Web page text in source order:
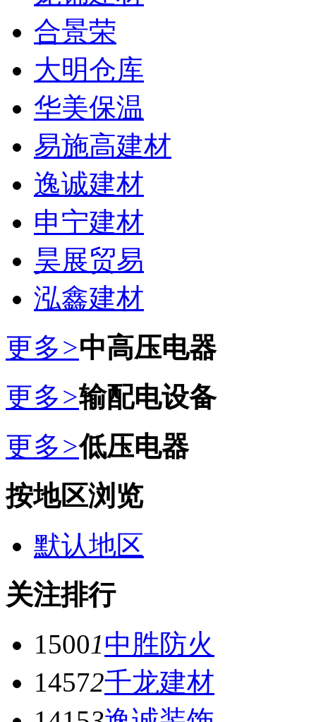
合景荣
大明仓库
华美保温
易施高建材
逸诚建材
申宁建材
昊展贸易
泓鑫建材
更多>中高压电器
更多>输配电设备
更多>低压电器
按地区浏览
默认地区
关注排行
15001中胜防火
14572千龙建材